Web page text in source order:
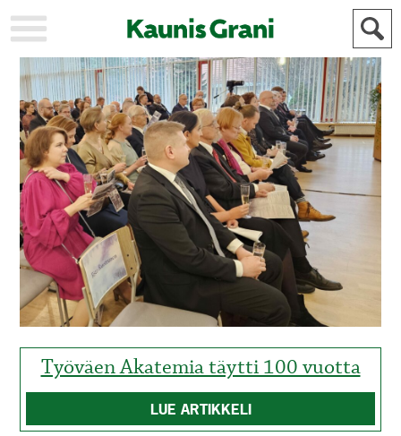
KAUPUNKI
STADEN
AJANKOHTAISTA
AKTUELLT
URHEILU
IDROTT
KULTTUURI
KULTUR
HISTORIA
HISTORIA
YLEINEN
ALLMÄN
MAINOSTAJILLE
FÖR
ANNONSÖRER
Työväen Akatemia täytti 100 vuotta
LUE ARTIKKELI